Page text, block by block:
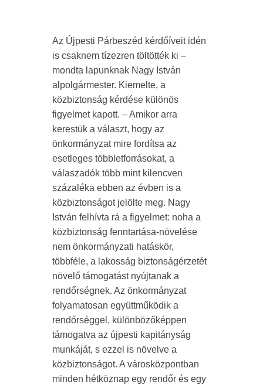
Az Újpesti Párbeszéd kérdőíveit idén
is csaknem tízezren töltötték ki –
mondta lapunknak Nagy István
alpolgármester. Kiemelte, a
közbiztonság kérdése különös
figyelmet kapott. – Amikor arra
kerestük a választ, hogy az
önkormányzat mire fordítsa az
esetleges többletforrásokat, a
válaszadók több mint kilencven
százaléka ebben az évben is a
közbiztonságot jelölte meg. Nagy
István felhívta rá a figyelmet: noha a
közbiztonság fenntartása-növelése
nem önkormányzati hatáskör,
többféle, a lakosság biztonságérzetét
növelő támogatást nyújtanak a
rendőrségnek. Az önkormányzat
folyamatosan együttműködik a
rendőrséggel, különbözőképpen
támogatva az újpesti kapitányság
munkáját, s ezzel is növelve a
közbiztonságot. A városközpontban
minden hétköznap egy rendőr és egy